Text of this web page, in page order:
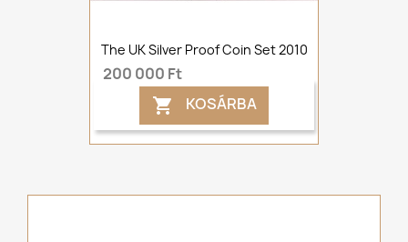
The UK Silver Proof Coin Set 2010
200 000 Ft
 KOSÁRBA